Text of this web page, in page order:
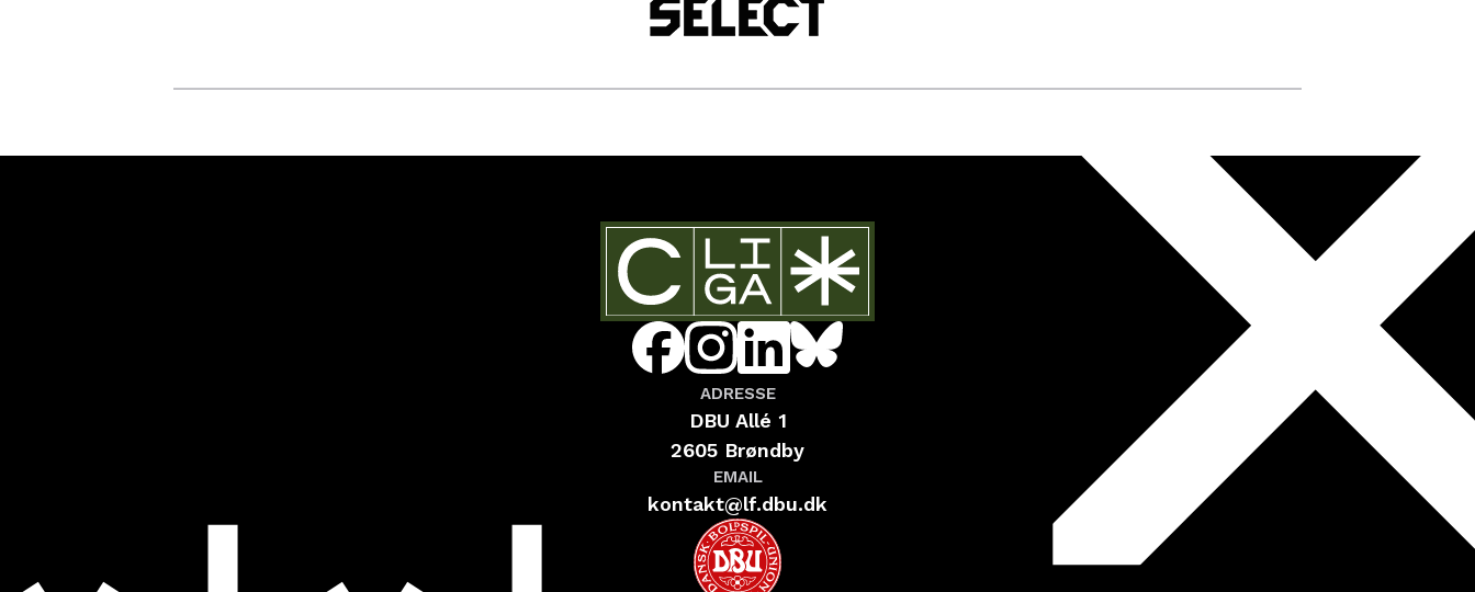
ADRESSE
DBU Allé 1
2605 Brøndby
EMAIL
kontakt@lf.dbu.dk